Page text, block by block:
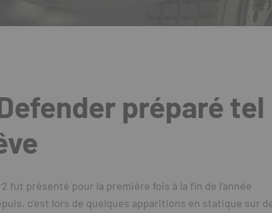
préparé tel
fut présenté pour la première fois à la fin de l’année
c’est lors de quelques apparitions en statique sur